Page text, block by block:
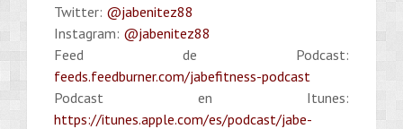
Twitter: @jabenitez88
Instagram: @jabenitez88
Feed de Podcast:
feeds.feedburner.com/jabefitness-podcast
Podcast en Itunes:
https://itunes.apple.com/es/podcast/jabe-